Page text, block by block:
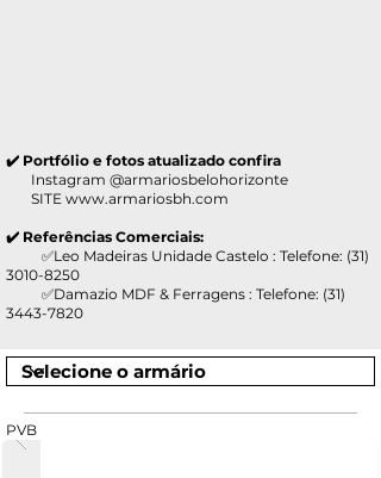
✔️ Portfólio e fotos atualizado confira
Instagram @armariosbelohorizonte
SITE www.armariosbh.com
✔️ Referências Comerciais:
✅Leo Madeiras Unidade Castelo : Telefone: (31)
3010-8250
✅Damazio MDF & Ferragens : Telefone: (31)
3443-7820
PVB